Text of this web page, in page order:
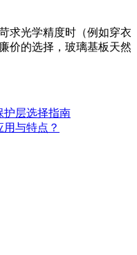
求光学精度时（例如穿衣
价的选择，玻璃基板天然
护层选择指南
与特点？